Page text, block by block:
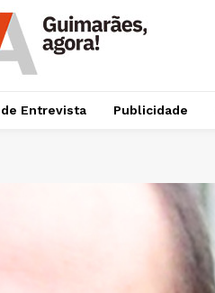
Entrevista Publicidade